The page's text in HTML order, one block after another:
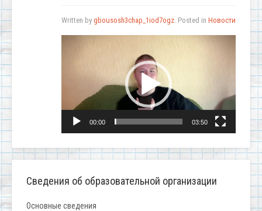
Written by gbousosh3chap_1iod7ogz. Posted in Новости
00:00 03:50
Сведения об образовательной организации
Основные сведения